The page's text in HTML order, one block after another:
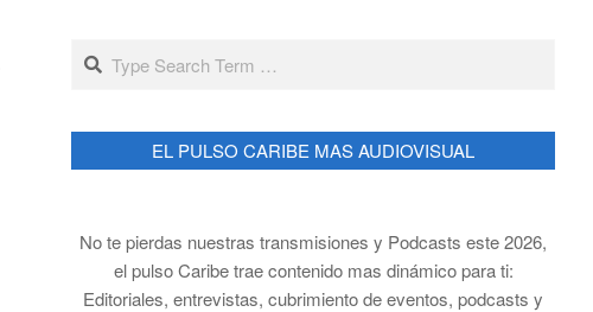
Search
EL PULSO CARIBE MAS AUDIOVISUAL
No te pierdas nuestras transmisiones y Podcasts este 2026,
el pulso Caribe trae contenido mas dinámico para ti:
Editoriales, entrevistas, cubrimiento de eventos, podcasts y